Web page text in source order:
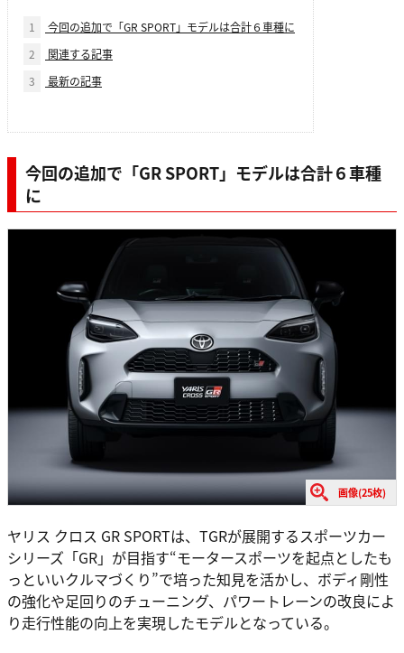
1
今回の追加で「GR SPORT」モデルは合計６車種に
2
関連する記事
3
最新の記事
今回の追加で「GR SPORT」モデルは合計６車種
に
画像(25枚)
ヤリス クロス GR SPORTは、TGRが展開するスポーツカー
シリーズ「GR」が目指す“モータースポーツを起点としたも
っといいクルマづくり”で培った知見を活かし、ボディ剛性
の強化や足回りのチューニング、パワートレーンの改良によ
り走行性能の向上を実現したモデルとなっている。